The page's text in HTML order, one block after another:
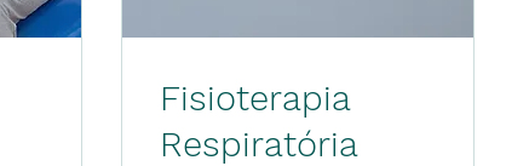
Fisioterapia
Respiratória